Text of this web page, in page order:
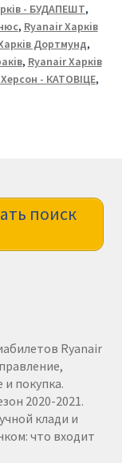
- БУДАПЕШТ,
, Ryanair Харків
Дортмунд,
, Ryanair Харків
- КАТОВІЦЕ,
поиск
Ryanair
покупка.
2020-2021.
клади и
что входит